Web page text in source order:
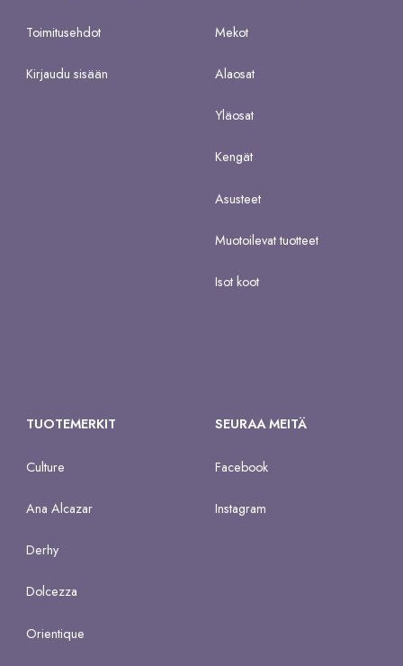
Toimitusehdot
Kirjaudu sisään
Mekot
Alaosat
Yläosat
Kengät
Asusteet
Muotoilevat tuotteet
Isot koot
TUOTEMERKIT
Culture
Ana Alcazar
Derhy
Dolcezza
Orientique
SEURAA MEITÄ
Facebook
Instagram